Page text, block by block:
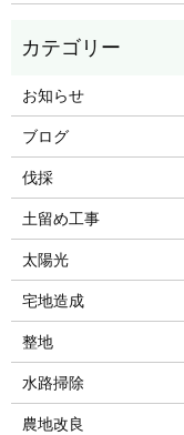
お知らせ
ブログ
伐採
土留め工事
太陽光
宅地造成
整地
水路掃除
農地改良